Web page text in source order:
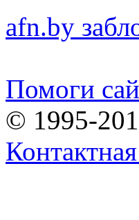
afn.by
Помоги
© 1995-